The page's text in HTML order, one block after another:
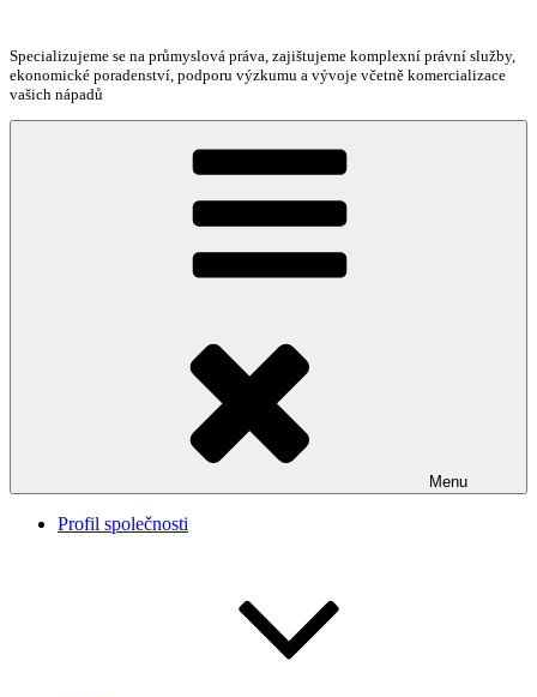
obsahu
webu
Specializujeme se na průmyslová práva, zajištujeme komplexní právní služby,
ekonomické poradenství, podporu výzkumu a vývoje včetně komercializace
vašich nápadů
Menu
Profil společnosti